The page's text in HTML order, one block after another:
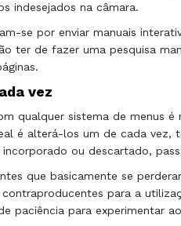
indesejados na câmara.
se por enviar manuais
ter de fazer uma pesquisa
vez
qualquer sistema de menus
é alterá-los um de cada vez,
ou descartado,
que basicamente se
para a
paciência para experimentar